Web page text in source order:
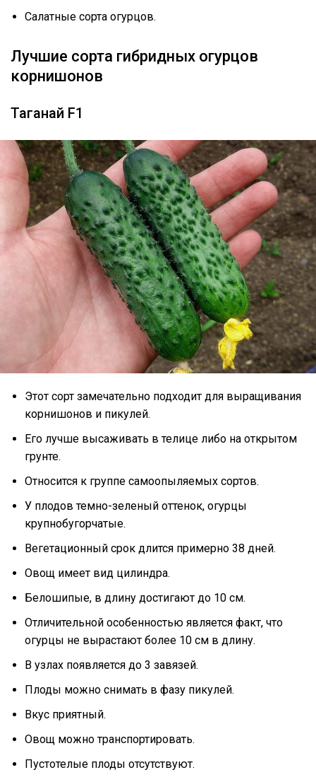
Салатные сорта огурцов.
Лучшие сорта гибридных огурцов
корнишонов
Таганай F1
Этот сорт замечательно подходит для выращивания
корнишонов и пикулей.
Его лучше высаживать в телице либо на открытом
грунте.
Относится к группе самоопыляемых сортов.
У плодов темно-зеленый оттенок, огурцы
крупнобугорчатые.
Вегетационный срок длится примерно 38 дней.
Овощ имеет вид цилиндра.
Белошипые, в длину достигают до 10 см.
Отличительной особенностью является факт, что
огурцы не вырастают более 10 см в длину.
В узлах появляется до 3 завязей.
Плоды можно снимать в фазу пикулей.
Вкус приятный.
Овощ можно транспортировать.
Пустотелые плоды отсутствуют.